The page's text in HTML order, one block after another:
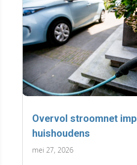
Overvol stroomnet
huishoudens
mei 27, 2026